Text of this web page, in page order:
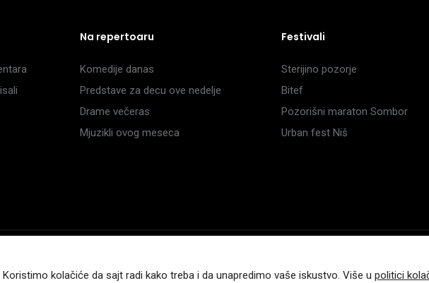
Koristimo kolačiće da sajt radi kako treba i da unapredimo vaše iskustvo. Više u politici
Na repertoaru
Komedije danas
Predstave za decu ove nedelje
Drame večeras
Mjuzikli ovog meseca
Festivali
Sterijino pozorje
Bitef
Pozorišni maraton Sombor
Urban fest Niš